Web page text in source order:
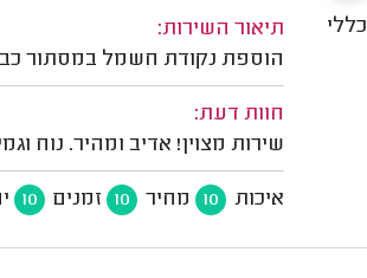
תיאור השירות:
הוספת נקודת חשמל במסתור
חוות דעת:
שירות מצוין! אדיב ומהיר. נוח
איכות 10 מחיר 10 זמנים 10
כללי